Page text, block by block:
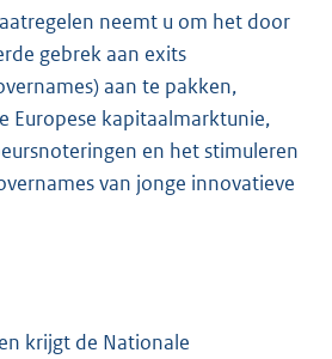
neemt u om het door
gebrek aan exits
aan te pakken,
Europese kapitaalmarktunie,
en het stimuleren
van jonge innovatieve
krijgt de Nationale